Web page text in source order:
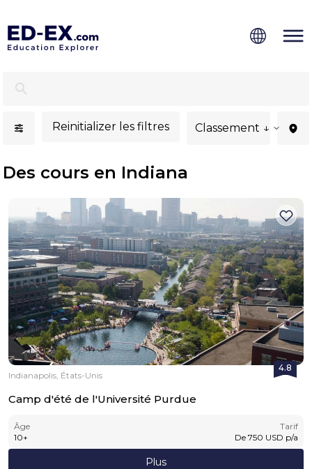
Reinitializer les filtres Classement ↓
Des cours en Indiana
4.8
Indianapolis, États-Unis
Camp d'été de l'Université Purdue
Âge
10+
Tarif
De 750 USD p/a
Plus